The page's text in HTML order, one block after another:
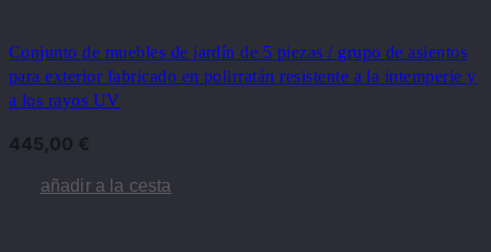
Conjunto de muebles de jardín de 5 piezas / grupo de asientos
para exterior fabricado en polirratán resistente a la intemperie y
a los rayos UV
445,00 €
añadir a la cesta